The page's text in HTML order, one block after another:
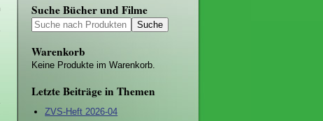
Suche Bücher und Filme
Warenkorb
Keine Produkte im Warenkorb.
Letzte Beiträge in Themen
ZVS-Heft 2026-04